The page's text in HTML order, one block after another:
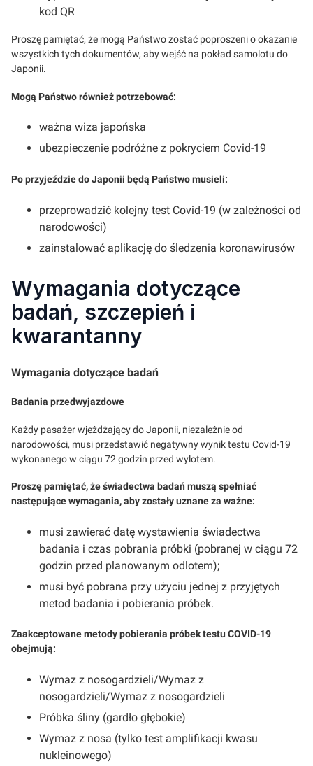
kod QR
Proszę pamiętać, że mogą Państwo zostać poproszeni o okazanie
wszystkich tych dokumentów, aby wejść na pokład samolotu do
Japonii.
Mogą Państwo również potrzebować:
ważna wiza japońska
ubezpieczenie podróżne z pokryciem Covid-19
Po przyjeździe do Japonii będą Państwo musieli:
przeprowadzić kolejny test Covid-19 (w zależności od
narodowości)
zainstalować aplikację do śledzenia koronawirusów
Wymagania dotyczące
badań, szczepień i
kwarantanny
Wymagania dotyczące badań
Badania przedwyjazdowe
Każdy pasażer wjeżdżający do Japonii, niezależnie od
narodowości, musi przedstawić negatywny wynik testu Covid-19
wykonanego w ciągu 72 godzin przed wylotem.
Proszę pamiętać, że świadectwa badań muszą spełniać
następujące wymagania, aby zostały uznane za ważne:
musi zawierać datę wystawienia świadectwa
badania i czas pobrania próbki (pobranej w ciągu 72
godzin przed planowanym odlotem);
musi być pobrana przy użyciu jednej z przyjętych
metod badania i pobierania próbek.
Zaakceptowane metody pobierania próbek testu COVID-19
obejmują:
Wymaz z nosogardzieli/Wymaz z
nosogardzieli/Wymaz z nosogardzieli
Próbka śliny (gardło głębokie)
Wymaz z nosa (tylko test amplifikacji kwasu
nukleinowego)